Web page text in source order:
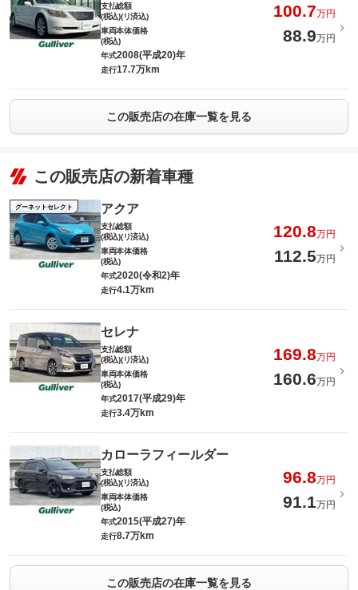
支払総額
(税込)(リ済込)
100.7万円
車両本体価格
(税込)
88.9万円
年式2008(平成20)年
走行17.7万km
この販売店の在庫一覧を見る
この販売店の新着車種
グーネットセレクト アクア
支払総額
(税込)(リ済込)
120.8万円
車両本体価格
(税込)
112.5万円
年式2020(令和2)年
走行4.1万km
セレナ
支払総額
(税込)(リ済込)
169.8万円
車両本体価格
(税込)
160.6万円
年式2017(平成29)年
走行3.4万km
カローラフィールダー
支払総額
(税込)(リ済込)
96.8万円
車両本体価格
(税込)
91.1万円
年式2015(平成27)年
走行8.7万km
この販売店の在庫一覧を見る